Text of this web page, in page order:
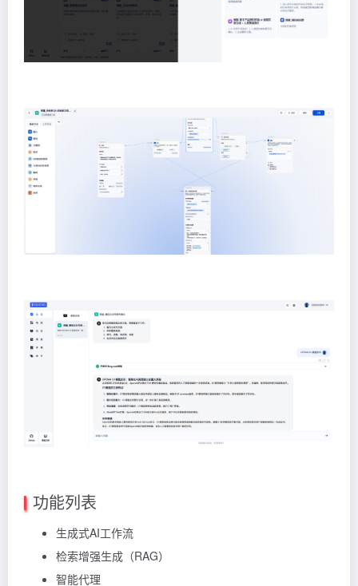
功能列表
生成式AI工作流
检索增强生成（RAG）
智能代理